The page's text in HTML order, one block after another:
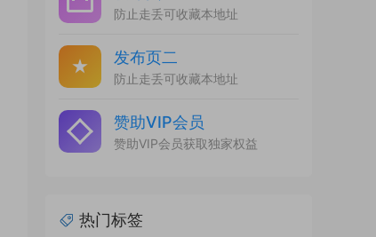
防止走丢可收藏本地址
发布页二
防止走丢可收藏本地址
赞助VIP会员
赞助VIP会员获取独家权益
热门标签